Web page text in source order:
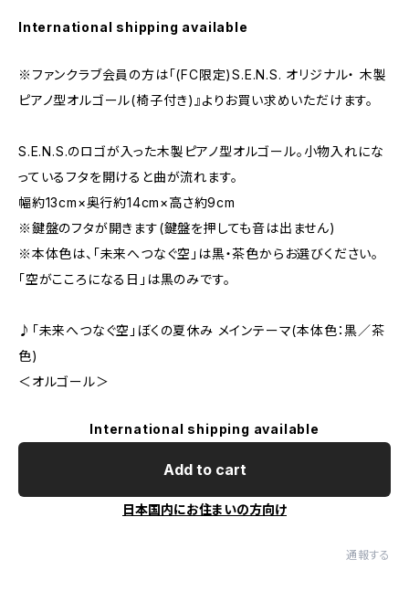
International shipping available
※ファンクラブ会員の方は「(FC限定)S.E.N.S. オリジナル・ 木製
ピアノ型オルゴール(椅子付き)』よりお買い求めいただけます。
S.E.N.S.のロゴが入った木製ピアノ型オルゴール。小物入れにな
っているフタを開けると曲が流れます。
幅約13cm×奥行約14cm×高さ約9cm
※鍵盤のフタが開きます(鍵盤を押しても音は出ません)
※本体色は、「未来へつなぐ空」は黒・茶色からお選びください。
「空がこころになる日」は黒のみです。
♪「未来へつなぐ空」ぼくの夏休み メインテーマ(本体色：黒／茶
色)
＜オルゴール＞
International shipping available
Add to cart
日本国内にお住まいの方向け
通報する